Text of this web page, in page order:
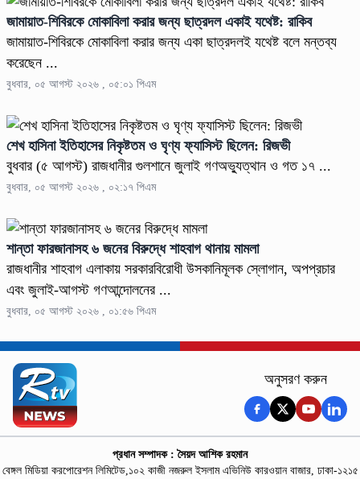
জামায়াত-শিবিরকে মোকাবিলা করার জন্য ছাত্রদল একাই যথেষ্ট: রাকিব
জামায়াত-শিবিরকে মোকাবিলা করার জন্য একা ছাত্রদলই যথেষ্ট বলে মন্তব্য
করেছেন ...
বুধবার, ০৫ আগস্ট ২০২৬ , ০৫:০১ পিএম
শেখ হাসিনা ইতিহাসের নিকৃষ্টতম ও ঘৃণ্য ফ্যাসিস্ট ছিলেন: রিজভী
বুধবার (৫ আগস্ট) রাজধানীর গুলশানে জুলাই গণঅভ্যুত্থান ও গত ১৭ ...
বুধবার, ০৫ আগস্ট ২০২৬ , ০২:১৭ পিএম
শান্তা ফারজানাসহ ৬ জনের বিরুদ্ধে শাহবাগ থানায় মামলা
রাজধানীর শাহবাগ এলাকায় সরকারবিরোধী উসকানিমূলক স্লোগান, অপপ্রচার
এবং জুলাই-আগস্ট গণআন্দোলনের ...
বুধবার, ০৫ আগস্ট ২০২৬ , ০১:৫৬ পিএম
অনুসরণ করুন
প্রধান সম্পাদক : সৈয়দ আশিক রহমান
বেঙ্গল মিডিয়া করপোরেশন লিমিটেড,১০২ কাজী নজরুল ইসলাম এভিনিউ কারওয়ান বাজার, ঢাকা-১২১৫